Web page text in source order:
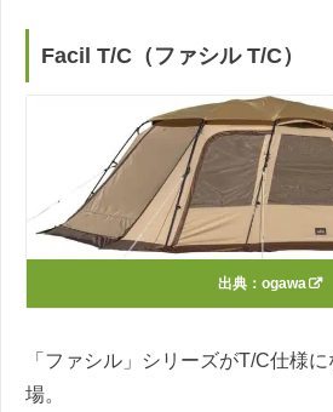
Facil T/C（ファシル T/C）
出典： ogawa
「ファシル」シリーズがT/C仕様
場。